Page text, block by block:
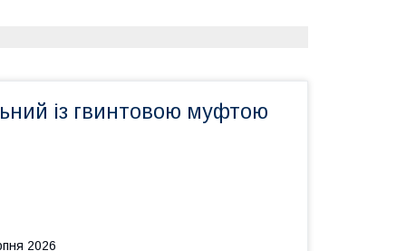
із гвинтовою муфтою
2026